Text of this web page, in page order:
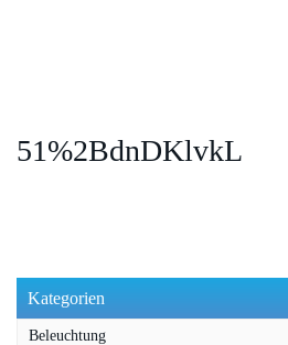
51%2BdnDKlvkL
Kategorien
Beleuchtung